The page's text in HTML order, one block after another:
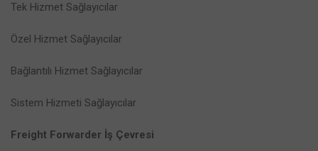
Tek Hizmet Sağlayıcılar
Özel Hizmet Sağlayıcılar
Bağlantılı Hizmet Sağlayıcılar
Sistem Hizmeti Sağlayıcılar
Freight Forwarder İş Çevresi